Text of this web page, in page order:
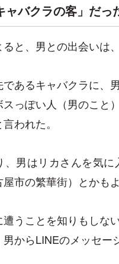
ャバクラの客」だっ
ると、男との出会いは
あるキャバクラに、
スっぽい人（男のこと
われた。
、男はリカさんを気に
市の繁華街）とかも
うことを知りもしな
からLINEのメッセー